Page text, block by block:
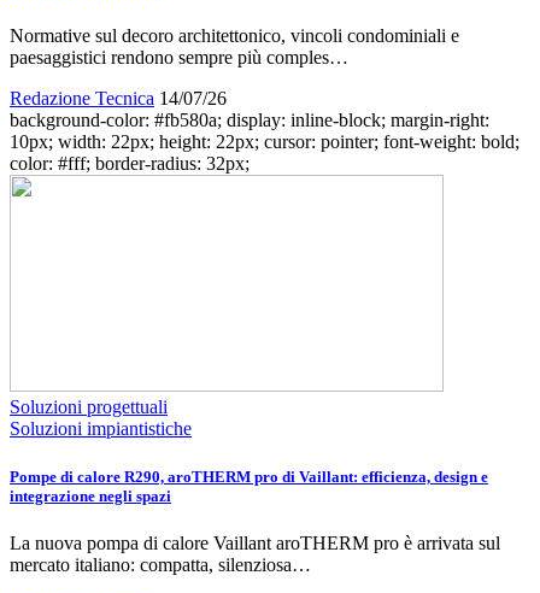
Normative sul decoro architettonico, vincoli condominiali e
paesaggistici rendono sempre più comples…
Redazione Tecnica 14/07/26
background-color: #fb580a; display: inline-block; margin-right:
10px; width: 22px; height: 22px; cursor: pointer; font-weight: bold;
color: #fff; border-radius: 32px;
Soluzioni progettuali
Soluzioni impiantistiche
Pompe di calore R290, aroTHERM pro di Vaillant: efficienza, design e
integrazione negli spazi
La nuova pompa di calore Vaillant aroTHERM pro è arrivata sul
mercato italiano: compatta, silenziosa…